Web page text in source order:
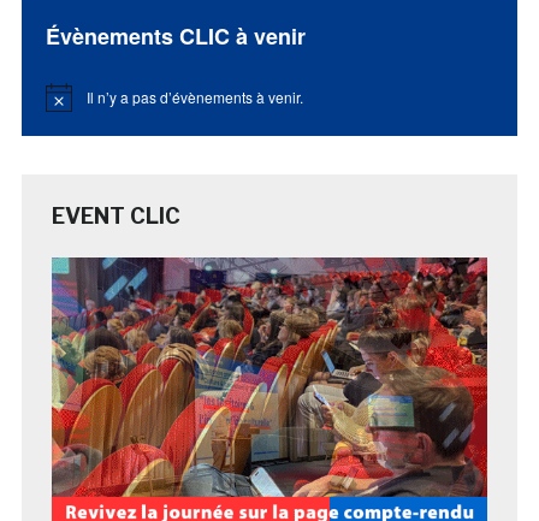
Évènements CLIC à venir
Notice Il n’y a pas d’évènements à venir.
EVENT CLIC